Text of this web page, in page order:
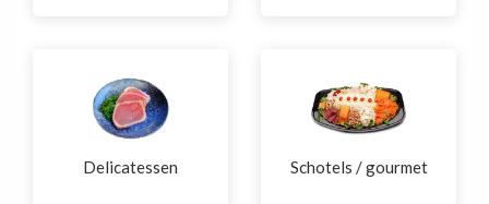
Delicatessen Schotels / gourmet